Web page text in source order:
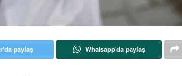
paylaş Whatsapp'da paylaş